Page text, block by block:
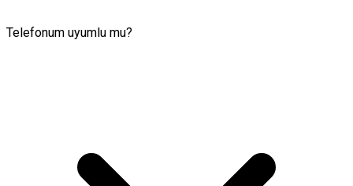
Telefonum uyumlu mu?